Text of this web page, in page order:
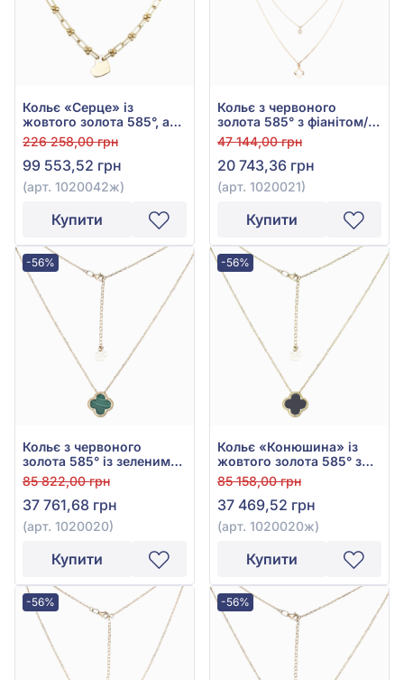
Кольє «Серце» із
жовтого золота 585°, арт.
1020042ж
226 258,00 грн
99 553,52 грн
(арт. 1020042ж)
Купити
Кольє з червоного
золота 585° з фіанітом/
куб.цирконієм, арт.
1020021
47 144,00 грн
20 743,36 грн
(арт. 1020021)
Купити
-56%
Кольє з червоного
золота 585° із зеленим
малахітом, арт. 1020020
85 822,00 грн
37 761,68 грн
(арт. 1020020)
Купити
-56%
Кольє «Конюшина» із
жовтого золота 585° з
Чорним Оніксом, арт.
1020020ж
85 158,00 грн
37 469,52 грн
(арт. 1020020ж)
Купити
-56% -56%